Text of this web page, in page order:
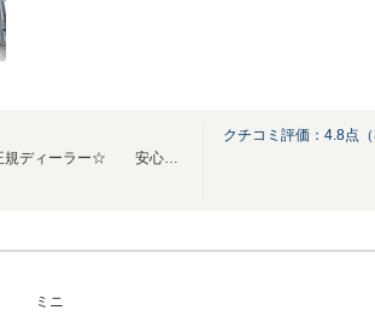
クチコミ評価： 4.8点（
ミニ